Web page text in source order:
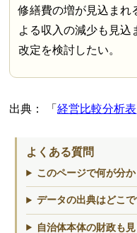
修繕費の増が見込まれ
よる収入の減少も見込
改定を検討したい。
出典： 経営比較分析表
よくある質問
このページで何が分
データの出典はどこで
自治体本体の財政も